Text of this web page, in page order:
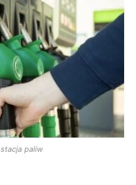
paliw